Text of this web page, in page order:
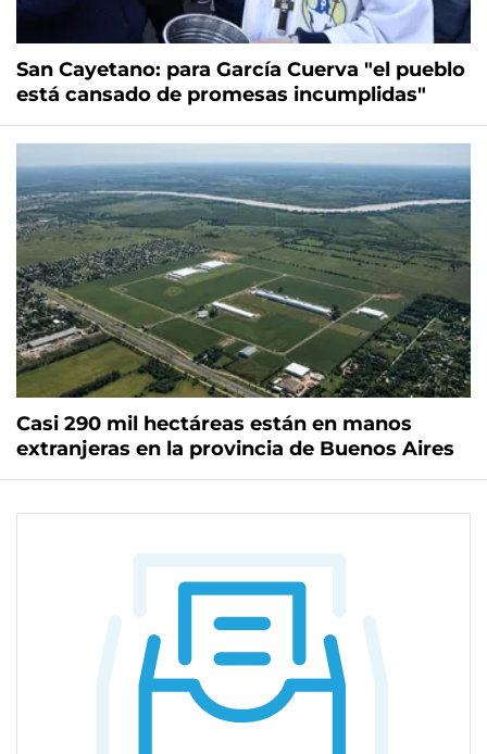
San Cayetano: para García Cuerva "el pueblo
está cansado de promesas incumplidas"
Casi 290 mil hectáreas están en manos
extranjeras en la provincia de Buenos Aires